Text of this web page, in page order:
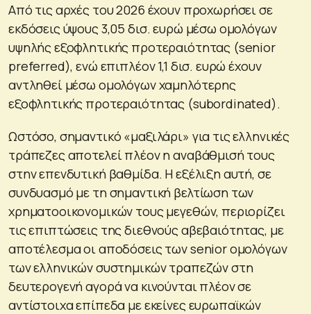
Από τις αρχές του 2026 έχουν προχωρήσει σε
εκδόσεις ύψους 3,05 δισ. ευρώ μέσω ομολόγων
υψηλής εξοφλητικής προτεραιότητας (senior
preferred), ενώ επιπλέον 1,1 δισ. ευρώ έχουν
αντληθεί μέσω ομολόγων χαμηλότερης
εξοφλητικής προτεραιότητας (subordinated).
Ωστόσο, σημαντικό «μαξιλάρι» για τις ελληνικές
τράπεζες αποτελεί πλέον η αναβάθμισή τους
στην επενδυτική βαθμίδα. Η εξέλιξη αυτή, σε
συνδυασμό με τη σημαντική βελτίωση των
χρηματοοικονομικών τους μεγεθών, περιορίζει
τις επιπτώσεις της διεθνούς αβεβαιότητας, με
αποτέλεσμα οι αποδόσεις των senior ομολόγων
των ελληνικών συστημικών τραπεζών στη
δευτερογενή αγορά να κινούνται πλέον σε
αντίστοιχα επίπεδα με εκείνες ευρωπαϊκών